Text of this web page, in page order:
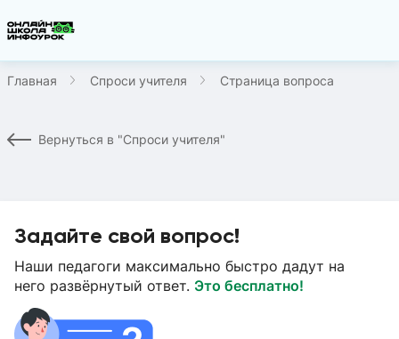
Главная Спроси учителя Страница вопроса
Вернуться в "Спроси учителя"
Задайте свой вопрос!
Наши педагоги максимально быстро дадут на
него развёрнутый ответ. Это бесплатно!